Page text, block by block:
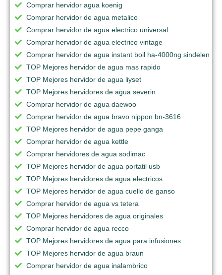
Comprar hervidor agua koenig
Comprar hervidor de agua metalico
Comprar hervidor de agua electrico universal
Comprar hervidor de agua electrico vintage
Comprar hervidor de agua instant boil ha-4000ng sindelen
TOP Mejores hervidor de agua mas rapido
TOP Mejores hervidor de agua liyset
TOP Mejores hervidores de agua severin
Comprar hervidor de agua daewoo
Comprar hervidor de agua bravo nippon bn-3616
TOP Mejores hervidor de agua pepe ganga
Comprar hervidor de agua kettle
Comprar hervidores de agua sodimac
TOP Mejores hervidor de agua portatil usb
TOP Mejores hervidores de agua electricos
TOP Mejores hervidor de agua cuello de ganso
Comprar hervidor de agua vs tetera
TOP Mejores hervidores de agua originales
Comprar hervidor de agua recco
TOP Mejores hervidores de agua para infusiones
TOP Mejores hervidor de agua braun
Comprar hervidor de agua inalambrico